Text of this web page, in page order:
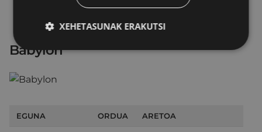
Babylon
EGUNA ORDUA ARETOA
XEHETASUNAK ERAKUTSI